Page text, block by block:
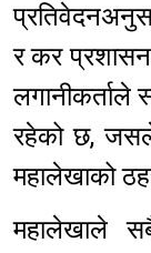
र कर
लगानीकर्ताले
रहेको छ,
महालेखाको
महालेखाले